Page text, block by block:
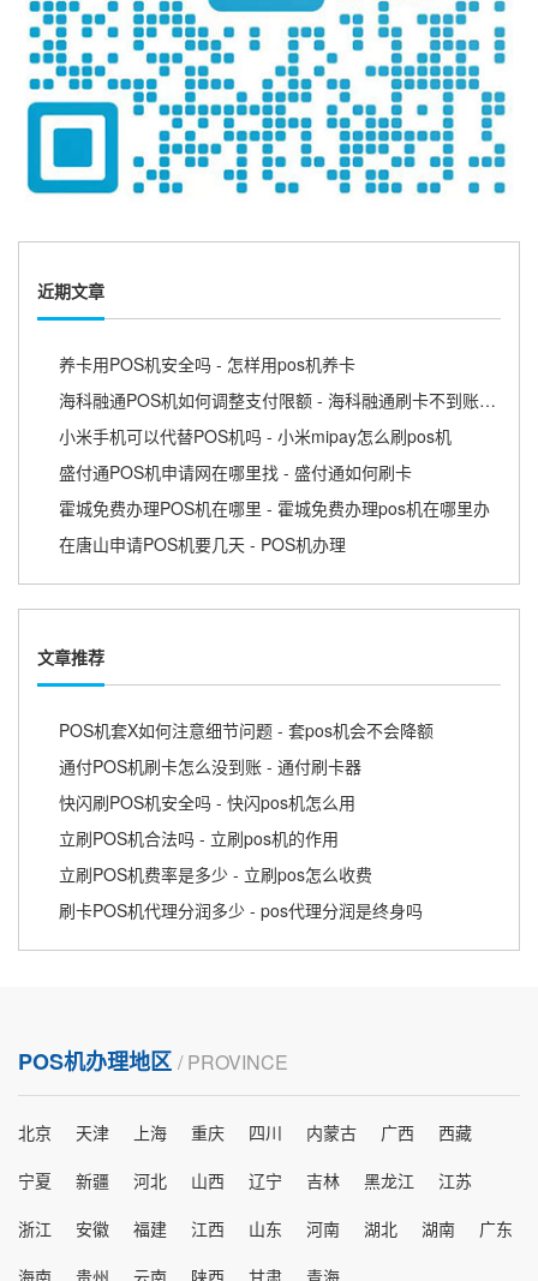
近期文章
养卡用POS机安全吗 - 怎样用pos机养卡
海科融通POS机如何调整支付限额 - 海科融通刷卡不到账怎么办
小米手机可以代替POS机吗 - 小米mipay怎么刷pos机
盛付通POS机申请网在哪里找 - 盛付通如何刷卡
霍城免费办理POS机在哪里 - 霍城免费办理pos机在哪里办
在唐山申请POS机要几天 - POS机办理
文章推荐
POS机套X如何注意细节问题 - 套pos机会不会降额
通付POS机刷卡怎么没到账 - 通付刷卡器
快闪刷POS机安全吗 - 快闪pos机怎么用
立刷POS机合法吗 - 立刷pos机的作用
立刷POS机费率是多少 - 立刷pos怎么收费
刷卡POS机代理分润多少 - pos代理分润是终身吗
POS机办理地区 / PROVINCE
北京 天津 上海 重庆 四川 内蒙古 广西
西藏
宁夏
新疆 河北 山西 辽宁 吉林 黑龙江
江苏
浙江
安徽 福建 江西 山东 河南 湖北 湖南
广东